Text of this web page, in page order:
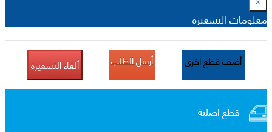
×
معلومات التسعيرة
أضف قطع اخرى أرسل الطلب ألغاء التسعيرة
قطع اصلية